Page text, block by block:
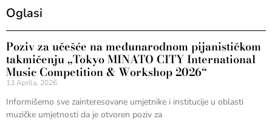
Oglasi
Poziv za učešće na međunarodnom pijanističkom
takmičenju „Tokyo MINATO CITY International
Music Competition & Workshop 2026“
13 Aprila, 2026
Informišemo sve zainteresovane umjetnike i institucije u oblasti
muzičke umjetnosti da je otvoren poziv za